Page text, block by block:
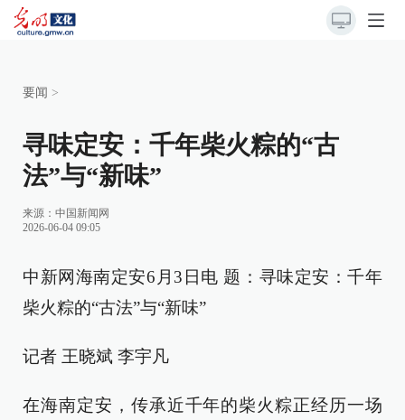
要闻 >
寻味定安：千年柴火粽的“古
法”与“新味”
来源： 中国新闻网
2026-06-04 09:05
中新网海南定安6月3日电 题：寻味定安：千年
柴火粽的“古法”与“新味”
记者 王晓斌 李宇凡
在海南定安，传承近千年的柴火粽正经历一场